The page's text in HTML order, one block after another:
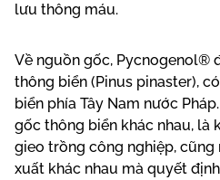
lưu thông máu.
Về nguồn gốc, Pycnogenol®
thông biển (Pinus pinaster),
biển phía Tây Nam nước
gốc thông biển khác nhau, là
gieo trồng công nghiệp,
xuất khác nhau mà quyết